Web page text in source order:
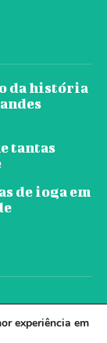
da história
tantas
de ioga em
experiência em